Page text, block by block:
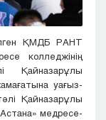
ҚМДБ РАНТ
колледжінің
Қайназарұлы
уағыз-
Қайназарұлы
медресе-